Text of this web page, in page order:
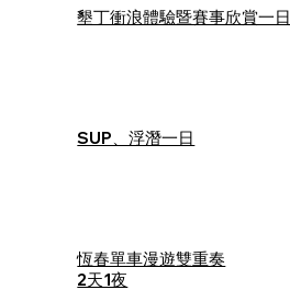
墾丁衝浪體驗暨賽事欣賞一日
SUP、浮潛一日
恆春單車漫遊雙重奏
2天1夜